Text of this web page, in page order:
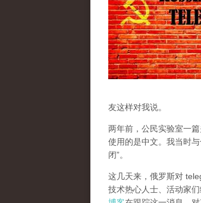
友这样对我说。
两年前，公民实验室一
使用的是中文。我当时
闭”。
这几天来，俄罗斯对
技术热心人士、活动家